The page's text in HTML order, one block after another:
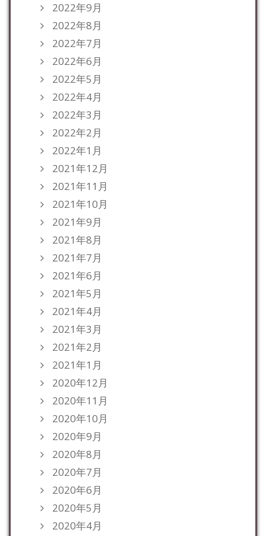
2022年9月
2022年8月
2022年7月
2022年6月
2022年5月
2022年4月
2022年3月
2022年2月
2022年1月
2021年12月
2021年11月
2021年10月
2021年9月
2021年8月
2021年7月
2021年6月
2021年5月
2021年4月
2021年3月
2021年2月
2021年1月
2020年12月
2020年11月
2020年10月
2020年9月
2020年8月
2020年7月
2020年6月
2020年5月
2020年4月